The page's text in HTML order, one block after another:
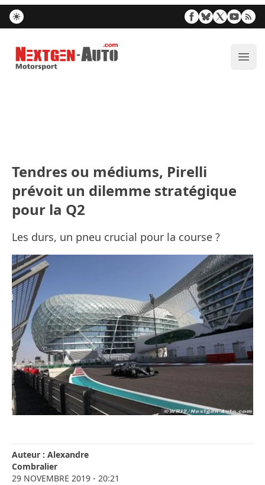
Nextgen-Auto.com
Tendres ou médiums, Pirelli
prévoit un dilemme stratégique
pour la Q2
Les durs, un pneu crucial pour la course ?
Auteur : Alexandre
Combralier
29 NOVEMBRE 2019 - 20:21